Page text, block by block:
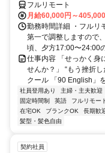
フルリモート
月給60,000円～
勤務時間詳細 ・フルリ
第一で調整しますので
頃、夕方17:00〜24:00
仕事内容 「せっかく身
せんか？」 “もう挫折
クール 「90 English」
社員登用あり 主婦・主夫歓迎
固定時間制
英語 フルリモー
在宅OK
ブランクOK 長期歓
髪型・髪色自由
契約社員